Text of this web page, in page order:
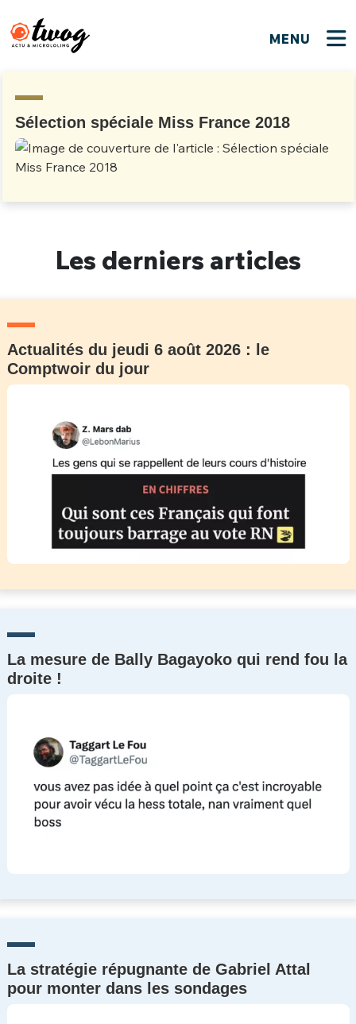
MENU
Sélection spéciale Miss France 2018
Les derniers articles
Actualités du jeudi 6 août 2026 : le
Comptwoir du jour
La mesure de Bally Bagayoko qui rend fou la
droite !
La stratégie répugnante de Gabriel Attal
pour monter dans les sondages
Bienvenue !
JE M'INSCRIS
PSEUDO*
EMAIL*
PASSWORD*
JE M'INSCRIS
CONNEXION
Que souhaitez-vous proposer ?
Quelques tweets
C'EST PARTI
Ma propre sélection
M'INSCRIRE
ME CONNECTER
Un Thread
C'EST PARTI